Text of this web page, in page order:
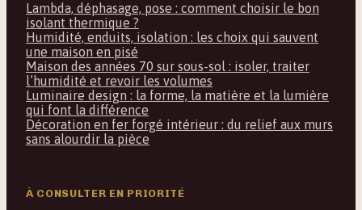
Lambda, déphasage, pose : comment choisir le bon
isolant thermique ?
Humidité, enduits, isolation : les choix qui sauvent
une maison en pisé
Maison des années 70 sur sous-sol : isoler, traiter
l’humidité et revoir les volumes
Luminaire design : la forme, la matière et la lumière
qui font la différence
Décoration en fer forgé intérieur : du relief aux murs
sans alourdir la pièce
À CONSULTER EN PRIORITÉ